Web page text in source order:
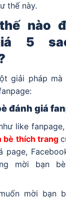
thế này.
nào
5
giải pháp
đánh giá
like
bè thích trang
page,
mời bạn
mời bạn